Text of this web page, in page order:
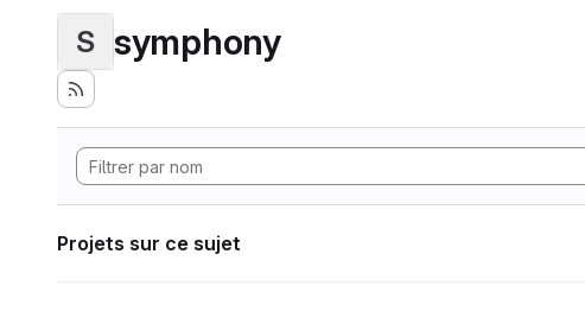
S symphony
Projets sur ce sujet